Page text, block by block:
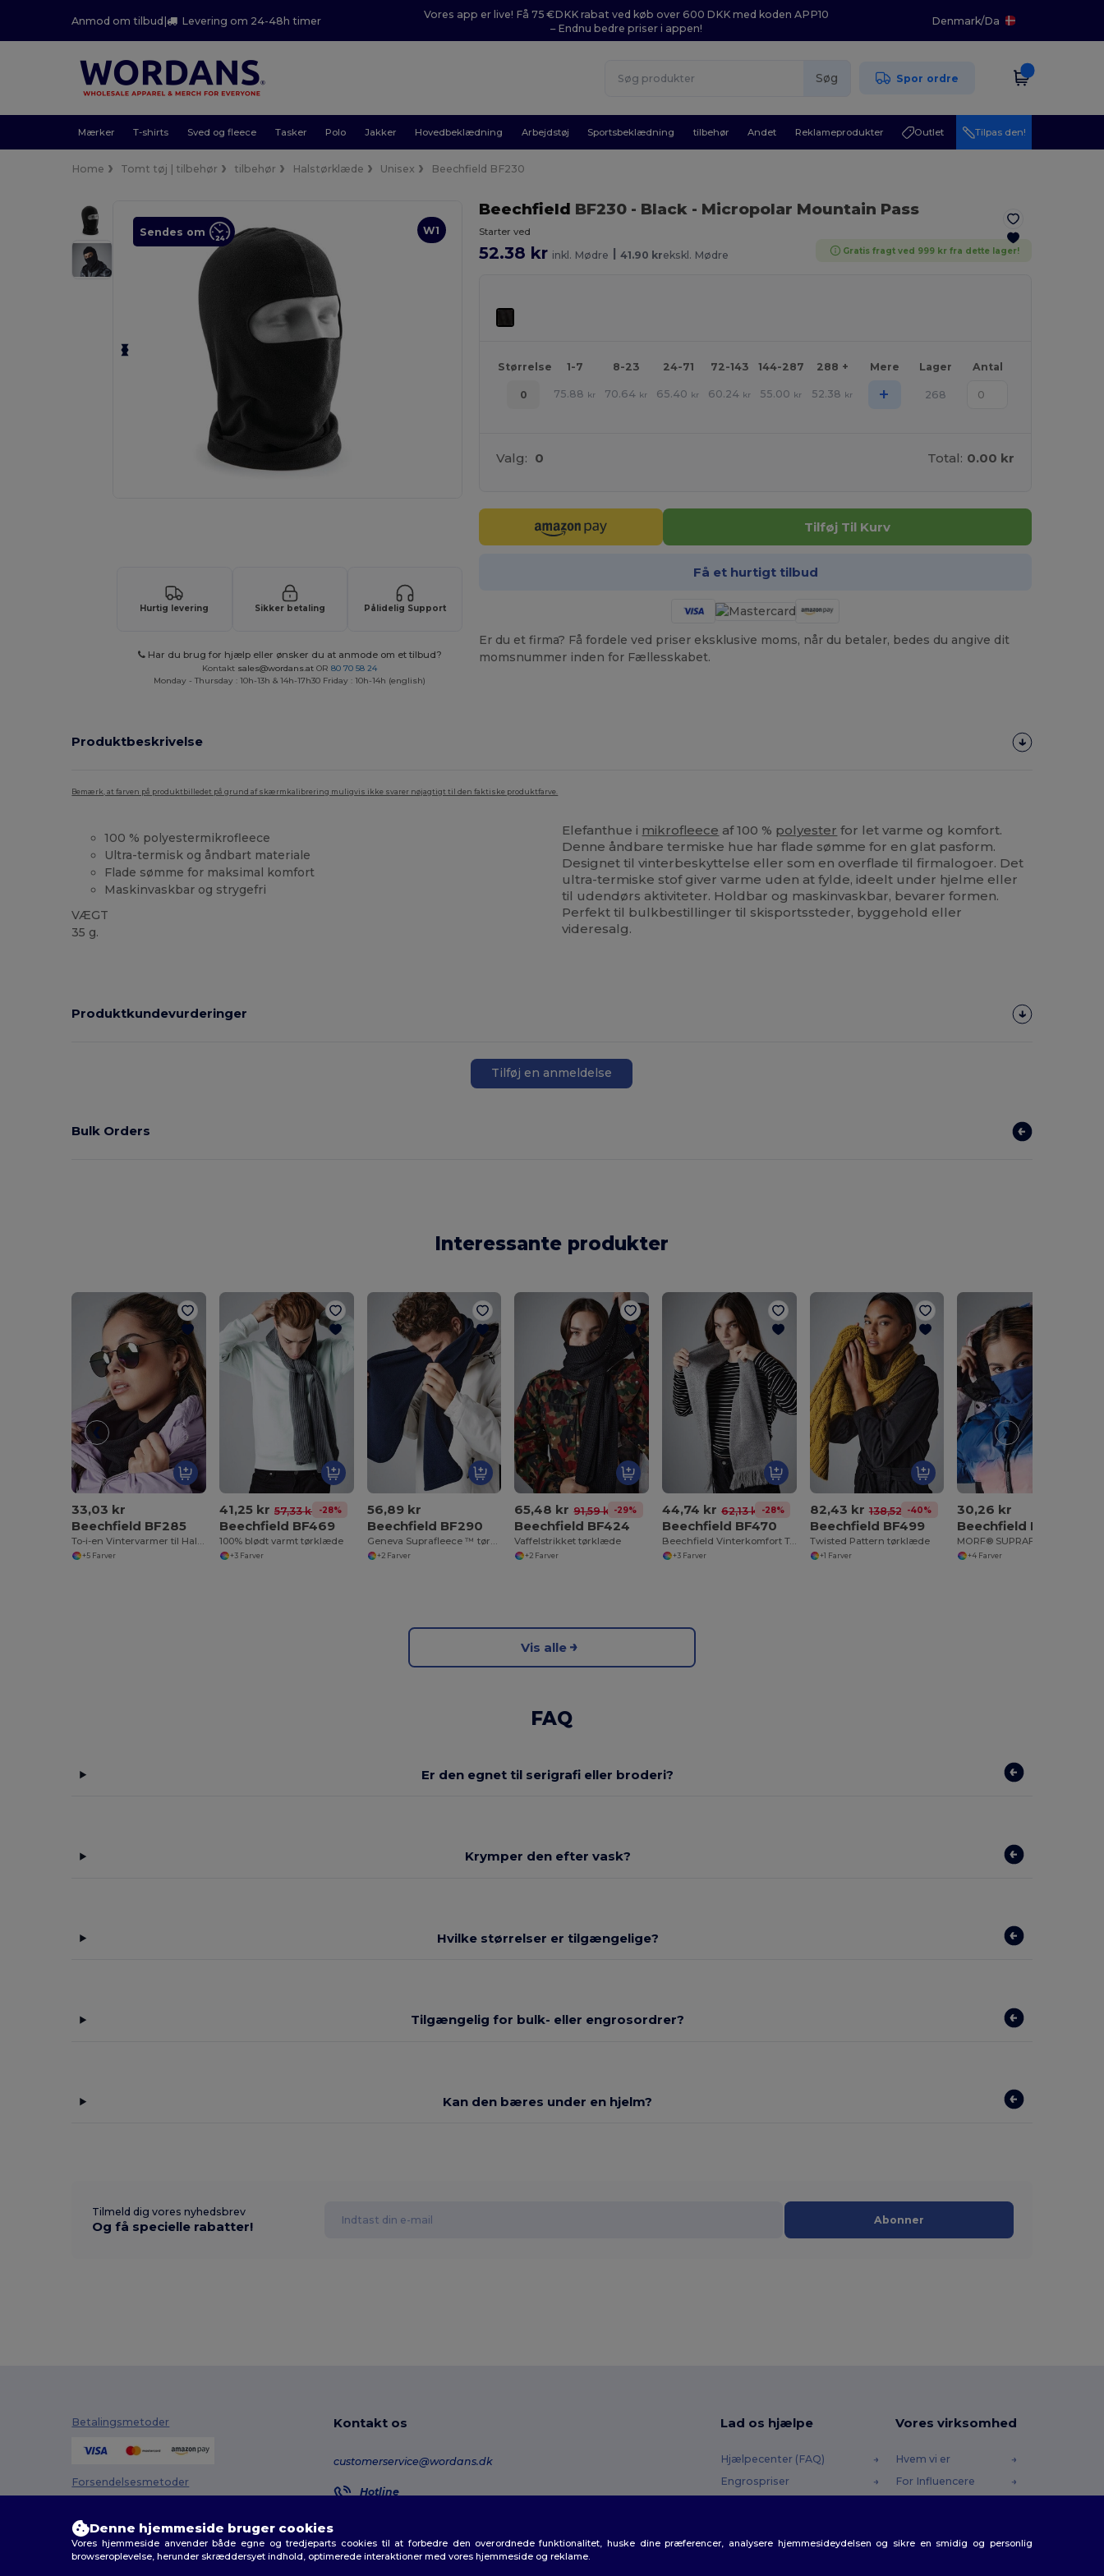
Anmod om tilbud| Levering om 24-48h timer
Vores app er live! Få 75 €DKK rabat ved køb over 600 DKK med koden APP10
– Endnu bedre priser i appen!
Denmark/Da
Søg Spor ordre
Mærker T-shirts Sved og fleece Tasker Polo Jakker Hovedbeklædning Arbejdstøj Sportsbeklædning tilbehør Andet Reklameprodukter Outlet Tilpas den!
Home Tomt tøj | tilbehør tilbehør Halstørklæde Unisex Beechfield BF230
W1
Sendes om
Hurtig levering Sikker betaling Pålidelig Support
Har du brug for hjælp eller ønsker du at anmode om et tilbud?
Kontakt sales@wordans.at OR80 70 58 24
Monday - Thursday : 10h-13h & 14h-17h30 Friday : 10h-14h (english)
Beechfield BF230 - Black- Micropolar Mountain Pass
Starter ved
52.38 kr inkl. Mødre | 41.90 krekskl. Mødre Gratis fragt ved 999 kr fra dette lager!
Størrelse 1-7 8-23 24-71 72-143 144-287 288 + Mere Lager Antal
0 75.88 kr 70.64 kr 65.40 kr 60.24 kr 55.00 kr 52.38 kr + 268
Valg: 0 Total: 0.00 kr
Tilføj Til Kurv
Få et hurtigt tilbud
Er du et firma? Få fordele ved priser eksklusive moms, når du betaler, bedes du angive dit
momsnummer inden for Fællesskabet.
Produktbeskrivelse
Bemærk, at farven på produktbilledet på grund af skærmkalibrering muligvis ikke svarer nøjagtigt til den faktiske produktfarve.
100 % polyestermikrofleece
Ultra-termisk og åndbart materiale
Flade sømme for maksimal komfort
Maskinvaskbar og strygefri
VÆGT
35 g.
Elefanthue i mikrofleece af 100 % polyester for let varme og komfort.
Denne åndbare termiske hue har flade sømme for en glat pasform.
Designet til vinterbeskyttelse eller som en overflade til firmalogoer. Det
ultra-termiske stof giver varme uden at fylde, ideelt under hjelme eller
til udendørs aktiviteter. Holdbar og maskinvaskbar, bevarer formen.
Perfekt til bulkbestillinger til skisportssteder, byggehold eller
videresalg.
Produktkundevurderinger
Tilføj en anmeldelse
Bulk Orders
Interessante produkter
33,03 kr
Beechfield BF285
To-i-en Vintervarmer til Hals og Hoved
+5 Farver
41,25 kr 57,33 kr -28%
Beechfield BF469
100% blødt varmt tørklæde
+3 Farver
56,89 kr
Beechfield BF290
Geneva Suprafleece ™ tørklæde
+2 Farver
65,48 kr 91,59 kr-29%
Beechfield BF424
Vaffelstrikket tørklæde
+2 Farver
44,74 kr 62,13 kr-28%
Beechfield BF470
Beechfield Vinterkomfort Tørklæde BF470
+3 Farver
82,43 kr 138,52 kr-40%
Beechfield BF499
Twisted Pattern tørklæde
+1 Farver
30,26 kr
Beechfield BF920
MORF® SUPRAFLEECE®
+4 Farver
Vis alle
FAQ
Er den egnet til serigrafi eller broderi?
Krymper den efter vask?
Hvilke størrelser er tilgængelige?
Tilgængelig for bulk- eller engrosordrer?
Kan den bæres under en hjelm?
Tilmeld dig vores nyhedsbrev
Og få specielle rabatter! Abonner
Betalingsmetoder
Forsendelsesmetoder
Kontakt os
customerservice@wordans.dk
Hotline
Ordresporing
Lad os hjælpe
Hjælpecenter (FAQ)
Engrospriser
Forsendelsesmetoder
Vores virksomhed
Hvem vi er
For Influencere
Denne hjemmeside bruger cookies
Vores hjemmeside anvender både egne og tredjeparts cookies til at forbedre den overordnede funktionalitet, huske dine præferencer, analysere hjemmesideydelsen og sikre en smidig og personlig
browseroplevelse, herunder skræddersyet indhold, optimerede interaktioner med vores hjemmeside og reklame.